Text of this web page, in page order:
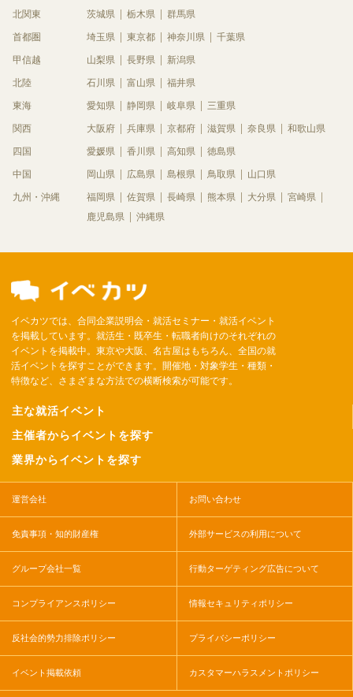
北関東
茨城県 栃木県 群馬県
首都圏 埼玉県 東京都 神奈川県 千葉県
甲信越 山梨県 長野県 新潟県
北陸 石川県 富山県 福井県
東海 愛知県 静岡県 岐阜県 三重県
関西 大阪府 兵庫県 京都府 滋賀県 奈良県 和歌山県
四国 愛媛県 香川県 高知県 徳島県
中国 岡山県 広島県 島根県 鳥取県 山口県
九州・沖縄 福岡県 佐賀県 長崎県 熊本県 大分県
宮崎県
鹿児島県
沖縄県
イベカツでは、合同企業説明会・就活セミナー・就活イベント
を掲載しています。就活生・既卒生・転職者向けのそれぞれの
イベントを掲載中。東京や大阪、名古屋はもちろん、全国の就
活イベントを探すことができます。開催地・対象学生・種類・
特徴など、さまざまな方法での横断検索が可能です。
主な就活イベント
主催者からイベントを探す
業界からイベントを探す
運営会社 お問い合わせ
免責事項・知的財産権 外部サービスの利用について
グループ会社一覧 行動ターゲティング広告について
コンプライアンスポリシー 情報セキュリティポリシー
反社会的勢力排除ポリシー プライバシーポリシー
イベント掲載依頼 カスタマーハラスメントポリシー